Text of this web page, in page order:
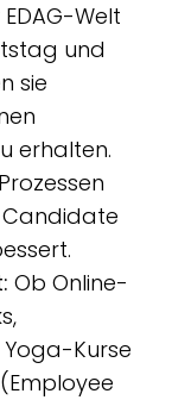
Welt
und
sie
erhalten.
Ob Online-
Kurse